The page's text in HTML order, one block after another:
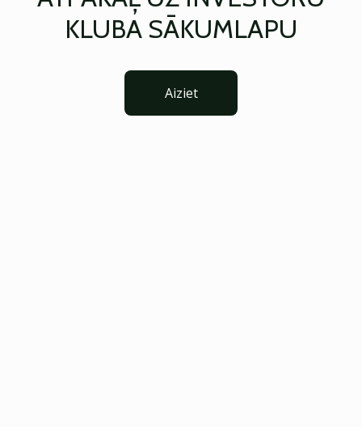
KLUBA SĀKUMLAPU
Aiziet